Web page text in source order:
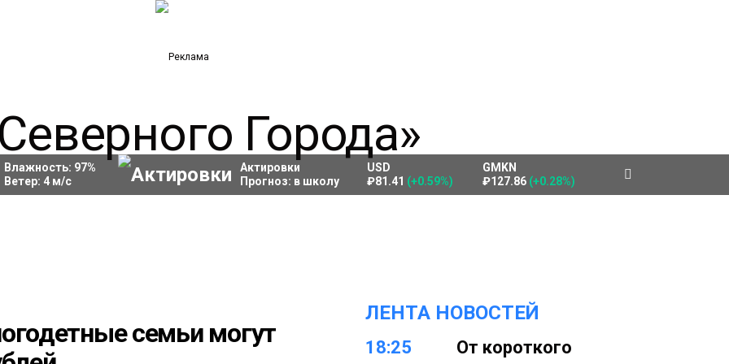
Влажность: 97%
Ветер: 4м/с
Актировки
Прогноз: в школу
USD
₽81.41 (+0.59%)
GMKN
₽127.86 (+0.28%)
семьи могут
ЛЕНТА НОВОСТЕЙ
18:25
От короткого